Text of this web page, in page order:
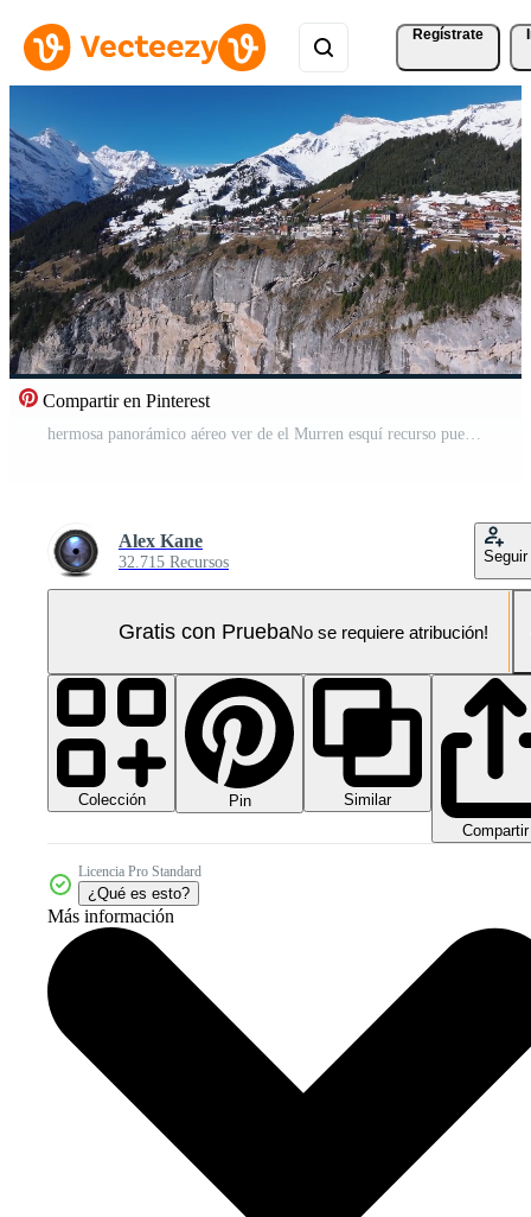
Regístrate
Compartir en Pinterest
hermosa panorámico aéreo ver de el Murren esquí recurso pueblo en Suiza. lujo hoteles y edificios situado en el borde de el acantilado. Vídeo Pro
Alex Kane
32.715 Recursos Seguir
Gratis con PruebaNo se requiere atribución!
Colección Pin
Similar
Compartir
Licencia Pro Standard
¿Qué es esto?
Más información